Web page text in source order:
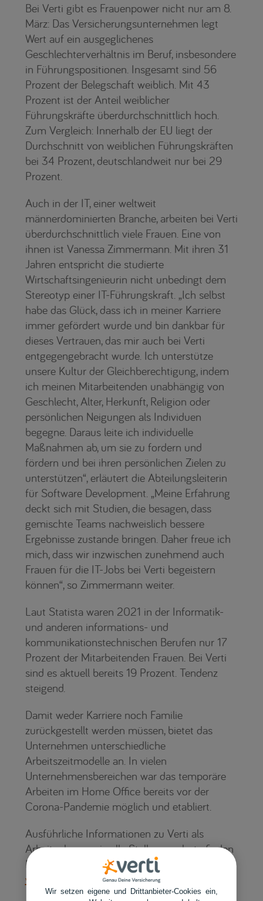
Bei Verti gibt es Frauenpower nicht nur am 8.
März: Das Versicherungsunternehmen legt
Wert auf ein ausgeglichenes
Geschlechterverhältnis im Beruf, insbesondere
in Führungspositionen. Insgesamt sind 56
Prozent der Belegschaft weiblich. Mit 43
Prozent ist der Anteil weiblicher
Führungskräfte überdurchschnittlich hoch.
Zum Vergleich: Innerhalb der EU liegt der
Durchschnitt von weiblichen Führungskräften
bei 34 Prozent, deutschlandweit nur bei 29
Prozent.
Auch in der IT, einer weltweit
männerdominierten Branche, arbeiten bei Verti
überdurchschnittlich viele Frauen. Eine von
ihnen ist Vanessa Zimmermann. Mit ihren 31
Jahren entspricht die studierte
Wirtschaftsingenieurin nicht unbedingt dem
Stereotyp einer IT-Führungskraft. „Ich selbst
habe das Glück, dass ich in meiner Karriere
immer gefördert wurde und bin dankbar für
dieses Vertrauen, das mir auch bei Verti
entgegengebracht wurde. Ich unterstütze
unsere Kultur der Gleichberechtigung, indem
ich meinen Mitarbeitenden unabhängig von
Geschlecht, Alter, Herkunft, Religion oder
persönlichen Neigungen als Individuen
begegne. Daraus leite ich individuelle
Maßnahmen ab, um sie zu fordern und
fördern und bei ihren persönlichen Zielen zu
unterstützen“, erläutert die Abteilungsleiterin
für Software Development. „Meine Erfahrung
deckt sich mit Studien, die besagen, dass
gemischte Teams nachweislich bessere
Ergebnisse zustande bringen. Daher freue ich
mich, dass wir inzwischen zunehmend auch
Frauen für die IT-Jobs bei Verti begeistern
können“, so Zimmermann weiter.
Laut Statista waren 2021 in der Informatik-
und anderen informations- und
kommunikationstechnischen Berufen nur 17
Prozent der Mitarbeitenden Frauen. Bei Verti
sind es aktuell bereits 19 Prozent. Tendenz
steigend.
Damit weder Karriere noch Familie
zurückgestellt werden müssen, bietet das
Unternehmen unterschiedliche
Arbeitszeitmodelle an. In vielen
Unternehmensbereichen war das temporäre
Arbeiten im Home Office bereits vor der
Corona-Pandemie möglich und etabliert.
Ausführliche Informationen zu Verti als
Arbeitgeber sowie alle Stellenangebote finden
Interessierte online unter
www.verti.de/karriere.
Wir setzen eigene und Drittanbieter-Cookies ein,